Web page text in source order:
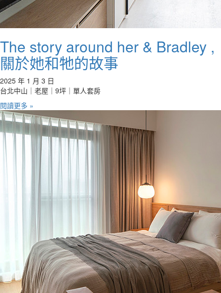
The story around her & Bradley ,
關於她和牠的故事
2025 年 1 月 3 日
台北中山｜老屋｜9坪｜單人套房
閱讀更多 »